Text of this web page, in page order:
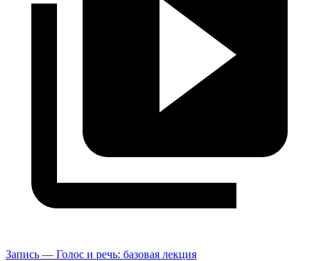
Запись — Голос и речь: базовая лекция